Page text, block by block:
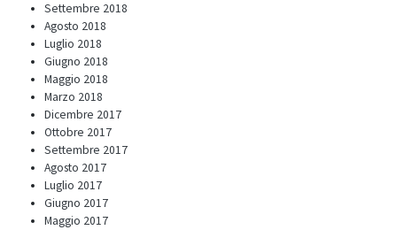
Settembre 2018
Agosto 2018
Luglio 2018
Giugno 2018
Maggio 2018
Marzo 2018
Dicembre 2017
Ottobre 2017
Settembre 2017
Agosto 2017
Luglio 2017
Giugno 2017
Maggio 2017